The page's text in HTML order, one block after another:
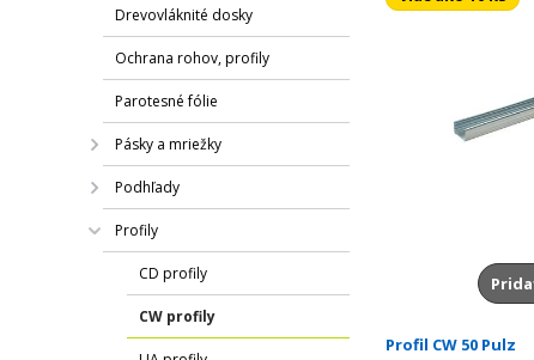
Drevovláknité dosky
Ochrana rohov, profily
Parotesné fólie
Pásky a mriežky
Podhľady
Profily
CD profily
CW profily
Profil CW 50 Pulz